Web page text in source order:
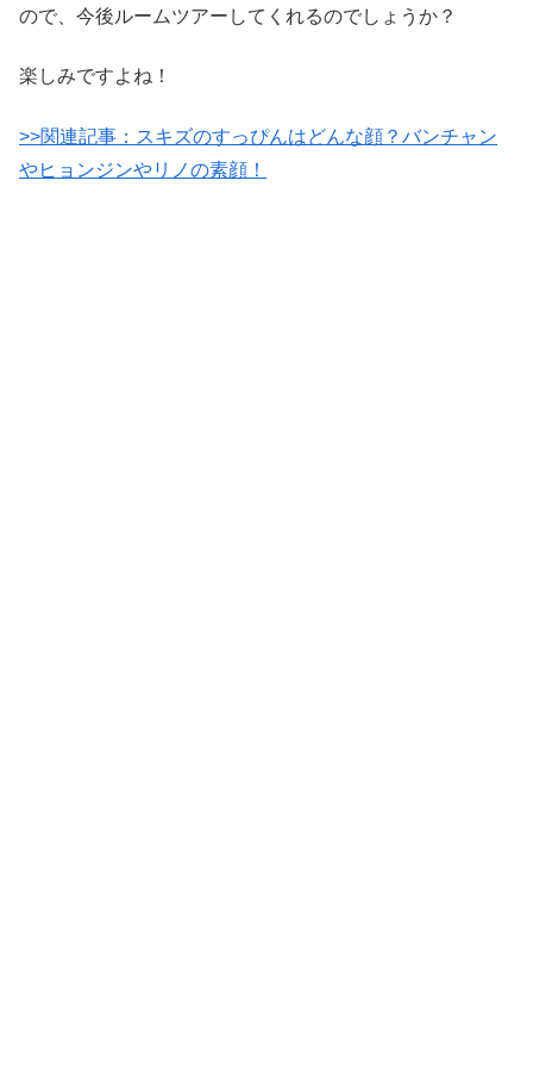
ので、今後ルームツアーしてくれるのでしょうか？
楽しみですよね！
>>関連記事：スキズのすっぴんはどんな顔？バンチャン
やヒョンジンやリノの素顔！